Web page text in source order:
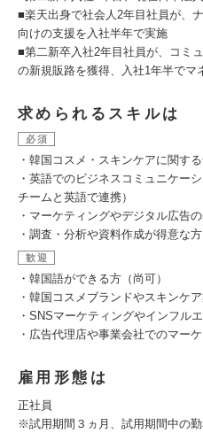
■楽天出身で社会人2年目社員が、
向けの支援を入社半年で実施
■第二新卒入社2年目社員が、コミ
の新規販路を獲得、入社1年半でマ
求められるスキルは
必須
・韓国コスメ・スキンケアに関す
・英語でのビジネスコミュニケー
チームと英語で連携）
・マーケティングやデジタル広告
・調査・分析や資料作成が得意な方
歓迎
・韓国語ができる方（尚可）
・韓国コスメブランドやスキンケ
・SNSマーケティングやインフル
・広告代理店や事業会社でのマー
雇用形態は
正社員
※試用期間３ヵ月、試用期間中の